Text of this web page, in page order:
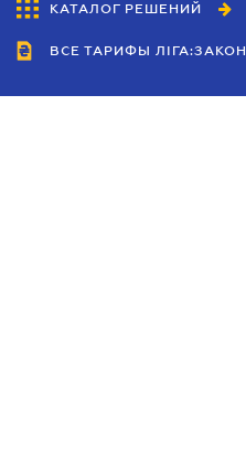
КАТАЛОГ РЕШЕНИЙ
ВСЕ ТАРИФЫ ЛІГА:ЗАКОН